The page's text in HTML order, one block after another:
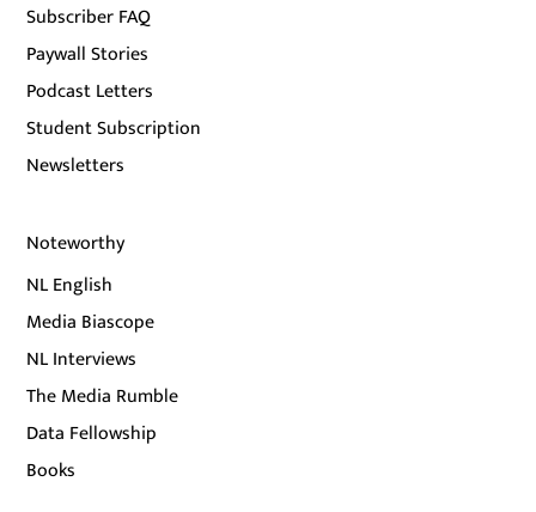
Subscriber FAQ
Paywall Stories
Podcast Letters
Student Subscription
Newsletters
Noteworthy
NL English
Media Biascope
NL Interviews
The Media Rumble
Data Fellowship
Books